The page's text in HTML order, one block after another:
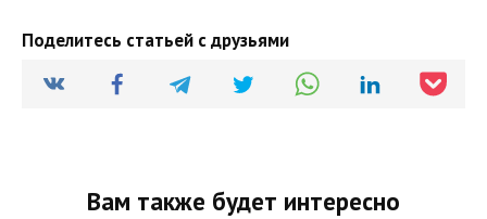
Поделитесь статьей с друзьями
Вам также будет интересно